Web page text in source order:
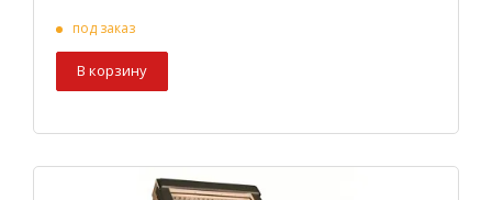
под заказ
В корзину